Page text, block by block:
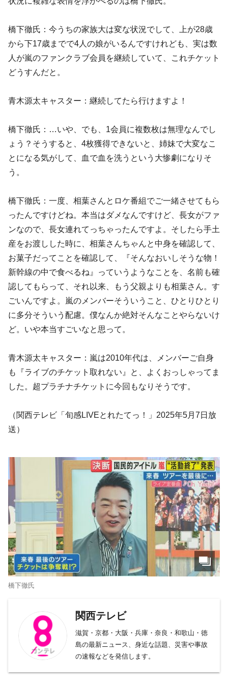
橋下徹氏：今うちの家族大は変な状況でして、上が28歳
から下17歳までで4人の娘がいるんですけれども、実は数
人が嵐のファンクラブ会員を継続していて、これチケット
どうすんだと。
青木源太キャスター：継続してたら行けますよ！
橋下徹氏：…いや、でも、1会員に複数枚は無理なんでし
ょう？そうすると、4枚獲得できないと、姉妹で大変なこ
とになる気がして、血で血を洗うという大惨劇になりそ
う。
橋下徹氏：一度、相葉さんとロケ番組でご一緒させてもら
ったんですけどね。本当はダメなんですけど、長女がファ
ンなので、長女連れてっちゃったんですよ。そしたら手土
産をお渡しした時に、相葉さんちゃんと中身を確認して、
お菓子だってことを確認して、『そんなおいしそうな物！
新幹線の中で食べるね』っていうようなことを、名前も確
認してもらって、それ以来、もう父親よりも相葉さん。す
ごいんですよ。嵐のメンバーそういうこと、ひとりひとり
に多分そういう配慮。僕なんか絶対そんなことやらないけ
ど。いや本当すごいなと思って。
青木源太キャスター：嵐は2010年代は、メンバーご自身
も『ライブのチケット取れない』と、よくおっしゃってま
した。超プラチナチケットに今回もなりそうです。
（関西テレビ「旬感LIVEとれたてっ！」2025年5月7日放
送）
橋下徹氏
関西テレビ
滋賀・京都・大阪・兵庫・奈良・和歌山・徳
島の最新ニュース、身近な話題、災害や事故
の速報などを発信します。